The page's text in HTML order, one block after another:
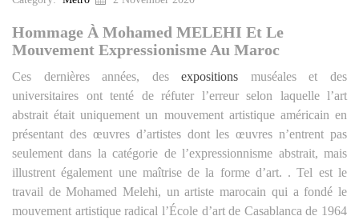
Hommage À Mohamed MELEHI Et Le
Mouvement Expressionisme Au Maroc
Ces dernières années, desexpositions muséales et des
universitaires ont tenté de réfuter l’erreur selon laquelle l’art
abstrait était uniquement un mouvement artistique américain en
présentant des œuvres d’artistes dont les œuvres n’entrent pas
seulement dans la catégorie de l’expressionnisme abstrait, mais
illustrent également une maîtrise de la forme d’art. . Tel est le
travail de Mohamed Melehi, un artiste marocain qui a fondé le
mouvement artistique radical l’École d’art de Casablanca de 1964